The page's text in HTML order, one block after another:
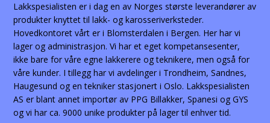
Lakkspesialisten er i dag en av Norges største leverandører av
produkter knyttet til lakk- og karosseriverksteder.
Hovedkontoret vårt er i Blomsterdalen i Bergen. Her har vi
lager og administrasjon. Vi har et eget kompetansesenter,
ikke bare for våre egne lakkerere og teknikere, men også for
våre kunder. I tillegg har vi avdelinger i Trondheim, Sandnes,
Haugesund og en tekniker stasjonert i Oslo. Lakkspesialisten
AS er blant annet importør av PPG Billakker, Spanesi og GYS
og vi har ca. 9000 unike produkter på lager til enhver tid.